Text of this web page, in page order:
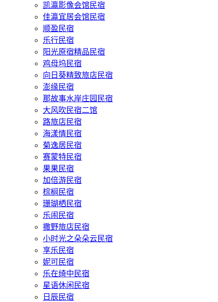
凯瀛影像会馆民宿
佳瀛宜居会馆民宿
顺盈民宿
乐行民宿
阳光原宿精品民宿
鸡母坞民宿
向日葵精致旅店民宿
澎缘民宿
那故事水岸庄园民宿
大风吹民宿二馆
路旅店民宿
海漾情民宿
菊逸居民宿
赛蒙特民宿
果果民宿
加倍游民宿
棕榈民宿
珊瑚栖民宿
乐闹民宿
撒野旅店民宿
小时光之朵朵云民宿
享乐民宿
妮可民宿
乐在绮中民宿
星语休闲民宿
日辰民宿